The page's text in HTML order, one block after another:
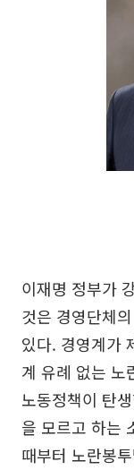
이재명 정부가
것은 경영단체
있다. 경영계가
계 유례 없는 노
노동정책이 탄
을 모르고 하는
때부터 노란봉